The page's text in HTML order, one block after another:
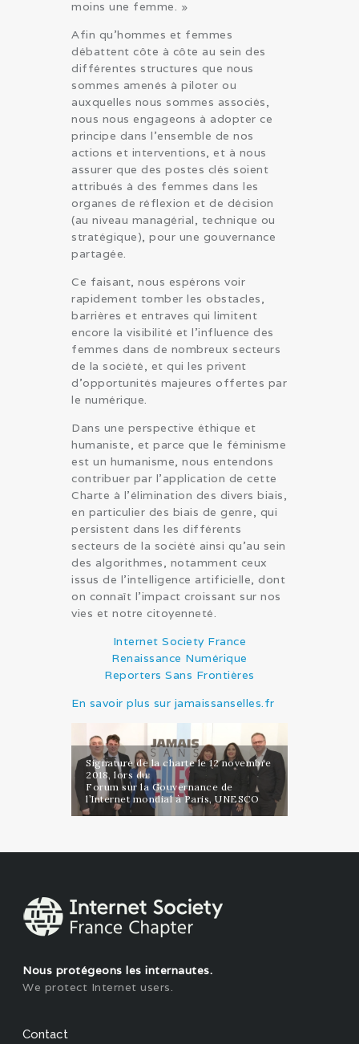
moins une femme. »
Afin qu’hommes et femmes
débattent côte à côte au sein des
différentes structures que nous
sommes amenés à piloter ou
auxquelles nous sommes associés,
nous nous engageons à adopter ce
principe dans l’ensemble de nos
actions et interventions, et à nous
assurer que des postes clés soient
attribués à des femmes dans les
organes de réflexion et de décision
(au niveau managérial, technique ou
stratégique), pour une gouvernance
partagée.
Ce faisant, nous espérons voir
rapidement tomber les obstacles,
barrières et entraves qui limitent
encore la visibilité et l’influence des
femmes dans de nombreux secteurs
de la société, et qui les privent
d’opportunités majeures offertes par
le numérique.
Dans une perspective éthique et
humaniste, et parce que le féminisme
est un humanisme, nous entendons
contribuer par l’application de cette
Charte à l’élimination des divers biais,
en particulier des biais de genre, qui
persistent dans les différents
secteurs de la société ainsi qu’au sein
des algorithmes, notamment ceux
issus de l’intelligence artificielle, dont
on connaît l’impact croissant sur nos
vies et notre citoyenneté.
Internet Society France
Renaissance Numérique
Reporters Sans Frontières
En savoir plus sur jamaissanselles.fr
Signature de la charte le 12 novembre
2018, lors du
Forum sur la Gouvernance de
l’Internet mondial à Paris, UNESCO
Nous protégeons les internautes.
We protect Internet users.
Contact